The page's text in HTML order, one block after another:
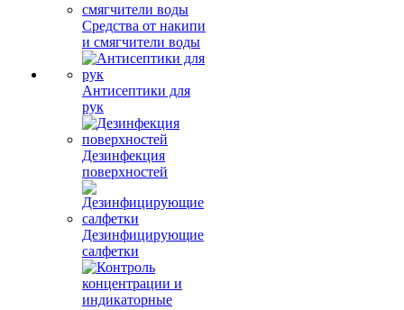
Средства от накипи
и смягчители воды
Антисептики для
рук
Дезинфекция
поверхностей
Дезинфицирующие
салфетки